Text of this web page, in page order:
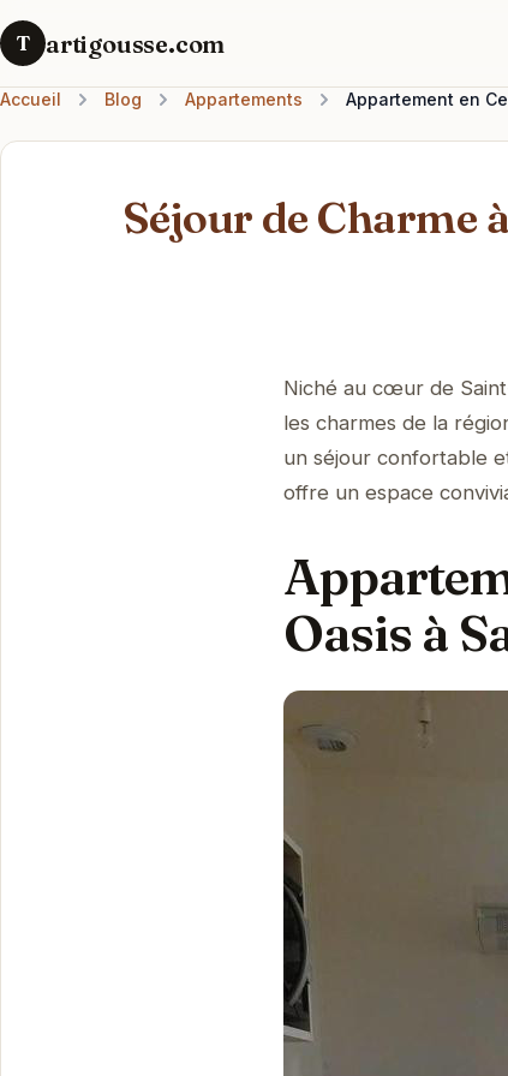
T artigousse.com
Accueil Blog Appartements Appartement en
Séjour de Charme
Niché au cœur de
les charmes de la
un séjour confortable
offre un espace
Oasis à